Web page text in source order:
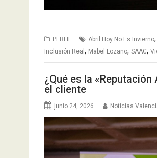
PERFIL Abril Hoy No Es Invierno,
Inclusión Real , Mabel Lozano, SAAC,
¿Qué es la
el cliente
junio 24, 2026 Noticias